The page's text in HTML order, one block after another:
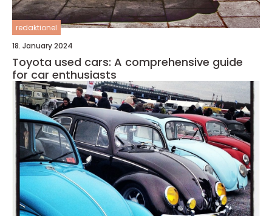
redaktionel
18. January 2024
Toyota used cars: A comprehensive guide
for car enthusiasts